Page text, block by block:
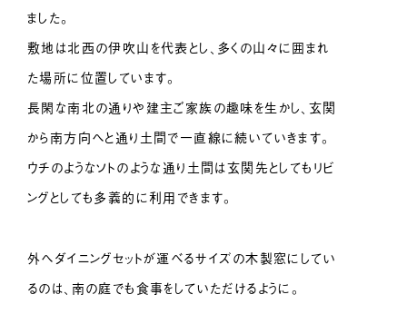
ました。
敷地は北西の伊吹山を代表とし、多くの山々に囲まれ
た場所に位置しています。
長閑な南北の通りや建主ご家族の趣味を生かし、玄関
から南方向へと通り土間で一直線に続いていきます。
ウチのようなソトのような通り土間は玄関先としてもリビ
ングとしても多義的に利用できます。
外へダイニングセットが運べるサイズの木製窓にしてい
るのは、南の庭でも食事をしていただけるように。